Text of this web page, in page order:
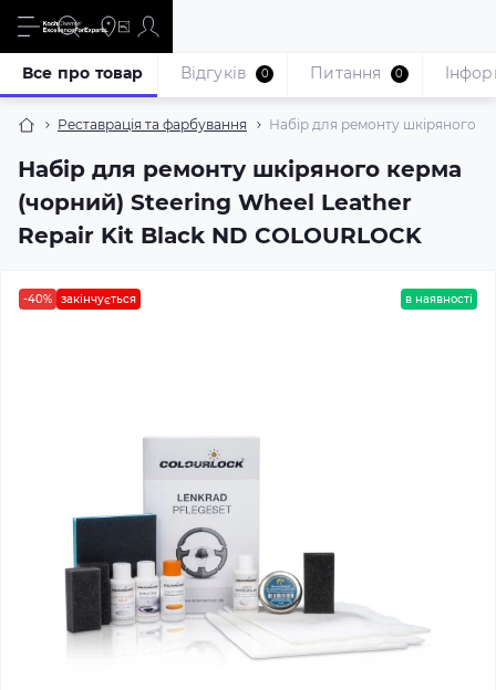
Реставрація та фарбування Набір для ремонту шкіряного
Набір для ремонту шкіряного керма
(чорний) Steering Wheel Leather
Repair Kit Black ND COLOURLOCK
Все про товар Відгуків 0 Питання 0
-40% закінчується в наявності